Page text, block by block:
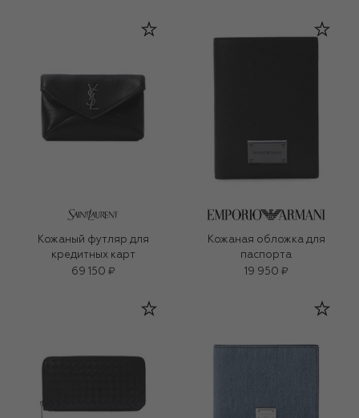
Кожаный футляр для
кредитных карт
69 150 ₽
Кожаная обложка для
паспорта
19 950 ₽